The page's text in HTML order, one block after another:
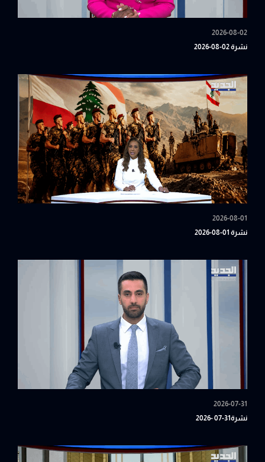
2026-08-02
نشرة 02-08-2026
2026-08-01
نشرة 01-08-2026
2026-07-31
نشرة31-07 -2026